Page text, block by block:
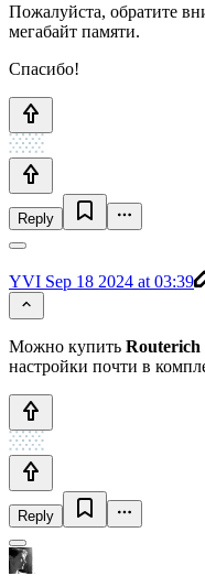
Пожалуйста, обратите
мегабайт памяти.
Спасибо!
Reply
YVI Sep 18 2024 at 03:39
Можно купить Routerich
настройки почти в
Reply